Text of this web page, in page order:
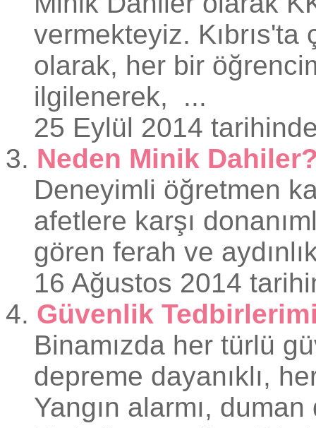
vermekteyiz. Kıbrıs'ta
olarak, her bir
ilgilenerek, ...
25 Eylül 2014
3. Neden Minik
Deneyimli öğretmen
afetlere karşı
gören ferah ve
16 Ağustos 2014
4. Güvenlik
Binamızda her türlü
depreme dayanıklı,
Yangın alarmı,